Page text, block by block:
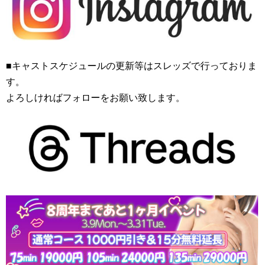
■キャストスケジュールの更新等はスレッズで行っておりま
す。
よろしければフォローをお願い致します。